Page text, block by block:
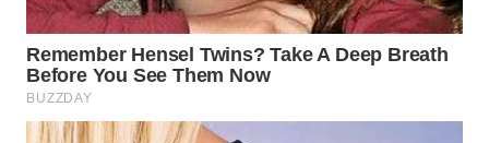
TAPANULI
TENGAH
WN DELI